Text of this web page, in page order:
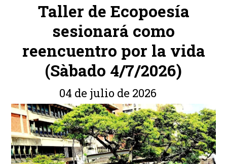
Taller de Ecopoesía
sesionará como
reencuentro por la vida
(Sàbado 4/7/2026)
04 de julio de 2026